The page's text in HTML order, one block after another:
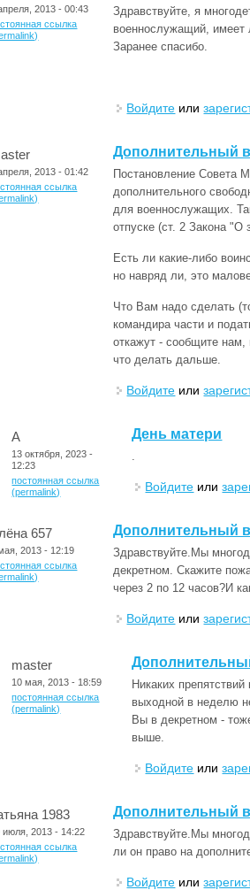
2013 - 00:43
ссылка
Здравствуйте, я
военнослужащий, имеет
Заранее спасибо.
Войдите или
2013 - 01:42
ссылка
Дополнительный
Постановление Совета
дополнительного
для военнослужащих.
отпуске (ст. 2 Закона "О
Есть ли какие-либо
но навряд ли, это
Что Вам надо сделать
командира части и
откажут - сообщите нам,
что делать дальше.
Войдите или
А
13 октября, 2023 -
12:23
постоянная ссылка
(permalink)
День матери
Войдите или
657
2013 - 12:19
ссылка
Дополнительный
Здравствуйте.Мы
декретном. Скажите
через 2 по 12 часов?И
Войдите или
master
10 мая, 2013 - 18:59
постоянная ссылка
(permalink)
Никаких
выходной в неделю
Вы в декретном -
выше.
Войдите или
1983
июля, 2013 - 14:22
ссылка
Дополнительный
Здравствуйте.Мы
ли он право на
Войдите или